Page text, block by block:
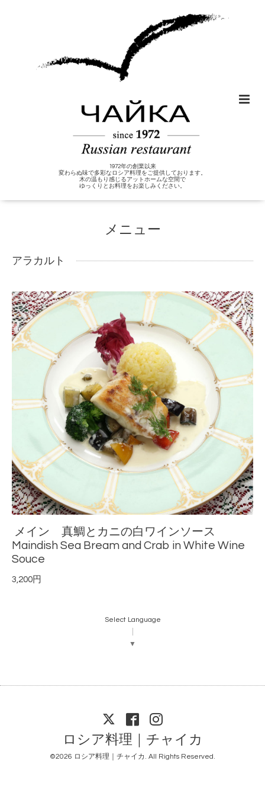
1972年の創業以来
変わらぬ味で多彩なロシア料理をご提供しております。
木の温もり感じるアットホームな空間で
ゆっくりとお料理をお楽しみください。
メニュー
アラカルト
メイン 真鯛とカニの白ワインソース
Maindish Sea Bream and Crab in White Wine
Souce
3,200円
Select Language
▼
ロシア料理｜チャイカ
©2026 ロシア料理｜チャイカ . All Rights Reserved.